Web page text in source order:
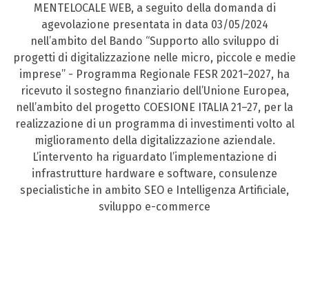
MENTELOCALE WEB, a seguito della domanda di
agevolazione presentata in data 03/05/2024
nell’ambito del Bando “Supporto allo sviluppo di
progetti di digitalizzazione nelle micro, piccole e medie
imprese” - Programma Regionale FESR 2021–2027, ha
ricevuto il sostegno finanziario dell’Unione Europea,
nell’ambito del progetto COESIONE ITALIA 21–27, per la
realizzazione di un programma di investimenti volto al
miglioramento della digitalizzazione aziendale.
L’intervento ha riguardato l’implementazione di
infrastrutture hardware e software, consulenze
specialistiche in ambito SEO e Intelligenza Artificiale,
sviluppo e-commerce